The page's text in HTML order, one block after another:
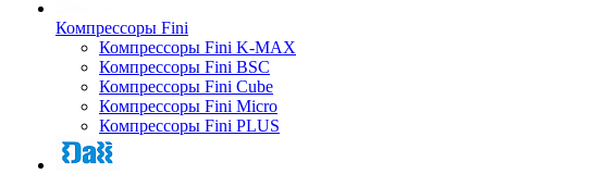
Компрессоры Fini
Компрессоры Fini K-MAX
Компрессоры Fini BSC
Компрессоры Fini Cube
Компрессоры Fini Micro
Компрессоры Fini PLUS